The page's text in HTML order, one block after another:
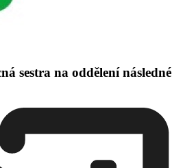
sestra na oddělení následné